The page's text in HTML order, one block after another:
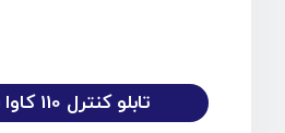
تابلو کنترل 110 کاوا با لوازم هیوندا